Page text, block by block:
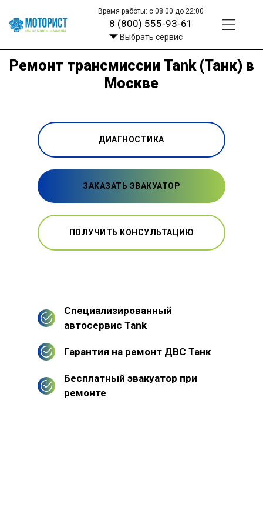
Время работы: с 08:00 до 22:00
8 (800) 555-93-61
Выбрать сервис
Ремонт трансмиссии Tank (Танк) в
Москве
ДИАГНОСТИКА
ЗАКАЗАТЬ ЭВАКУАТОР
ПОЛУЧИТЬ КОНСУЛЬТАЦИЮ
Специализированный
автосервис Tank
Гарантия на ремонт ДВС Танк
Бесплатный эвакуатор при
ремонте